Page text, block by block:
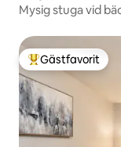
Mysig stuga vid
Populär gästfavorit
Gästfavorit